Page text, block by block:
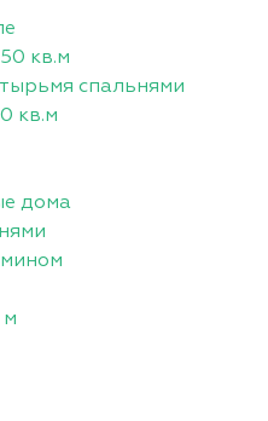
кв.м
спальнями
кв.м
дома
м